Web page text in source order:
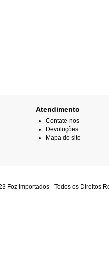
Atendimento
Contate-nos
Devoluções
Mapa do site
Foz Importados - Todos os Direitos